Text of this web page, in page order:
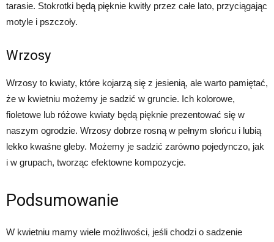
tarasie. Stokrotki będą pięknie kwitły przez całe lato, przyciągając
motyle i pszczoły.
Wrzosy
Wrzosy to kwiaty, które kojarzą się z jesienią, ale warto pamiętać,
że w kwietniu możemy je sadzić w gruncie. Ich kolorowe,
fioletowe lub różowe kwiaty będą pięknie prezentować się w
naszym ogrodzie. Wrzosy dobrze rosną w pełnym słońcu i lubią
lekko kwaśne gleby. Możemy je sadzić zarówno pojedynczo, jak
i w grupach, tworząc efektowne kompozycje.
Podsumowanie
W kwietniu mamy wiele możliwości, jeśli chodzi o sadzenie